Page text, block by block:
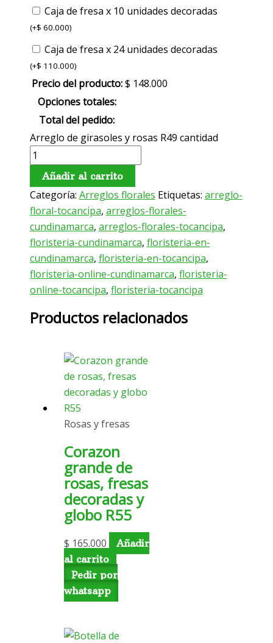
Caja de fresa x 10 unidades decoradas
(+$ 60.000)
Caja de fresa x 24 unidades decoradas
(+$ 110.000)
Precio del producto:$ 148.000
Opciones totales:
Total del pedido:
Arreglo de girasoles y rosas R49 cantidad
Añadir al carrito
Categoría: Arreglos florales Etiquetas: arreglo-
floral-tocancipa, arreglos-florales-
cundinamarca, arreglos-florales-tocancipa,
floristeria-cundinamarca, floristeria-en-
cundinamarca, floristeria-en-tocancipa,
floristeria-online-cundinamarca, floristeria-
online-tocancipa, floristeria-tocancipa
Productos relacionados
Rosas y fresas
Corazon
grande de
rosas, fresas
decoradas y
globo R55
$ 165.000
Añadir
al carrito
Pedir por
whatsapp